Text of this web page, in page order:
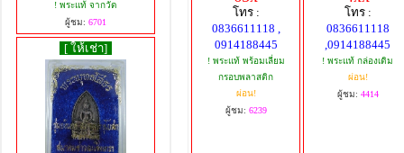
! พระแท้ จากวัด
ผู้ชม: 6701
[ ให้เช่า]
โทร :
0836611118 ,
0914188445
! พระแท้ พร้อมเลี่ยม
กรอบพลาสติก
ผ่อน!
ผู้ชม: 6239
โทร :
0836611118
,0914188445
! พระแท้ กล่องเดิม
ผ่อน!
ผู้ชม: 4414